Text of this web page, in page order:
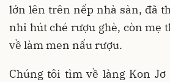
lớn lên trên nếp nhà sàn, đã
nhi hút ché rượu ghè, còn mẹ
về làm men nấu rượu.
Chúng tôi tìm về làng Kon Jơ